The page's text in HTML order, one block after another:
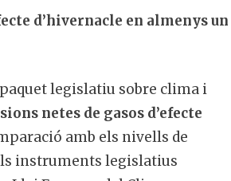
d’hivernacle en almenys un
legislatiu sobre clima i
netes de gasos d’efecte
amb els nivells de
instruments legislatius